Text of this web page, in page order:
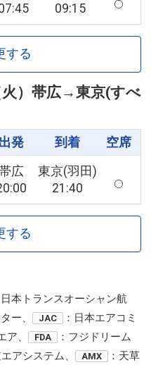
09:15
する
） 帯広→東京(すべ
出発 到着 空席
広
東京(羽田)
21:40
する
日本トランスオーシャン航
ー、 JAC
：日本エアコミ
ア、 FDA
：フジドリーム
アシステム、 AMX
：天草